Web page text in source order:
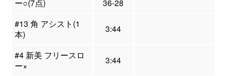
ー○(7点)
36-28
#13 角 アシスト(1
本)
3:44
#4 新美 フリースロ
ー×
3:44